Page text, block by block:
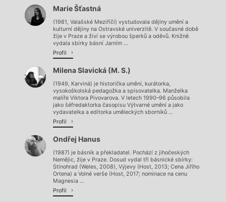
Marie Šťastná
(1981, Valašské Meziříčí) vystudovala dějiny umění a
kulturní dějiny na Ostravské univerzitě. V současné době
žije v Praze a živí se výrobou šperků a oděvů. Knižně
vydala sbírky básní Jarním ...
Profil
Milena Slavická (M. S.)
(1949, Karviná) je historička umění, kurátorka,
vysokoškolská pedagožka a spisovatelka. Manželka
malíře Viktora Pivovarova. V letech 1990–96 působila
jako šéfredaktorka časopisu Výtvarné umění a jako
vydavatelka a editorka uměleckých sborníků ...
Profil
Ondřej Hanus
(1987) je básník a překladatel. Pochází z jihočeských
Nemějic, žije v Praze. Dosud vydal tři básnické sbírky:
Stínohrad (Weles, 2008), Výjevy (Host, 2013; Cena Jiřího
Ortena) a Volné verše (Host, 2017; nominace na cenu
Magnesia ...
Profil